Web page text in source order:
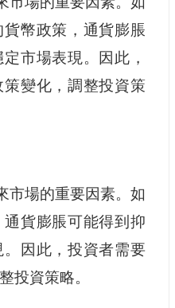
幣政策，通貨膨脹
市場表現。因此，
變化，調整投資策
市場的重要因素。如
貨膨脹可能得到抑
因此，投資者需要
投資策略。